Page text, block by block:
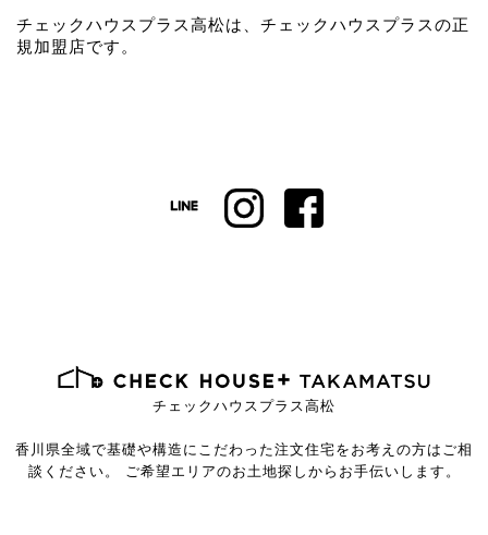
チェックハウスプラス高松は、チェックハウスプラスの正
規加盟店です。
チェックハウスプラス高松
香川県全域で基礎や構造にこだわった注文住宅を お考えの方はご相
談ください。
ご希望エリアのお土地探しからお手伝いします。